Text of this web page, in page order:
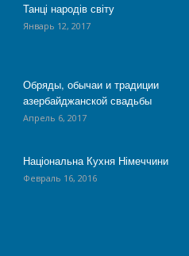
Танці народів світу
Январь 12, 2017
Обряды, обычаи и традиции
азербайджанской свадьбы
Апрель 6, 2017
Національна Кухня Німеччини
Февраль 16, 2016